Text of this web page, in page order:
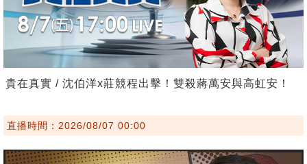
貴在真實 / 沈伯洋x莊競程出擊！雙殺蔣萬安與高虹安！
直播時間：2026/08/07 00:00